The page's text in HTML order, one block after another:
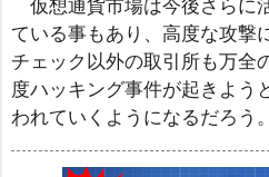
仮想通貨市場は今後さらに
ている事もあり、高度な攻撃
チェック以外の取引所も万全
度ハッキング事件が起きよう
われていくようになるだろう。